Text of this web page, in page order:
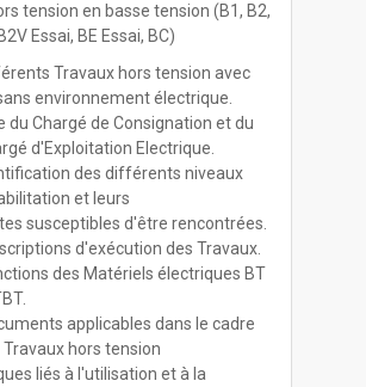
tension en basse tension (B1, B2,
Essai, BE Essai, BC)
Travaux hors tension avec
environnement électrique.
du Chargé de Consignation et du
d'Exploitation Electrique.
des différents niveaux
et leurs
susceptibles d'être rencontrées.
d'exécution des Travaux.
des Matériels électriques BT
applicables dans le cadre
Travaux hors tension
liés à l'utilisation et à la